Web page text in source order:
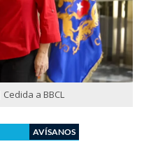
a BBCL
AVÍSANOS